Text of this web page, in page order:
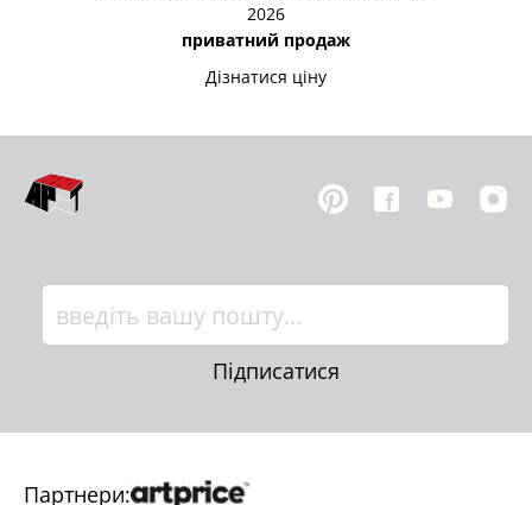
2026
приватний продаж
Дізнатися ціну
Підписатися
Партнери: